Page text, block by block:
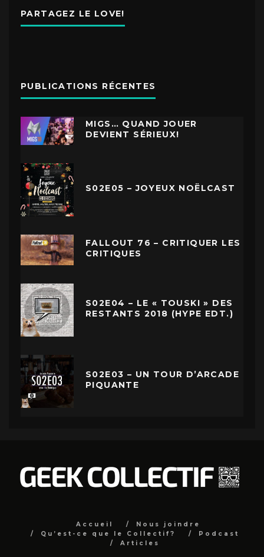
PARTAGEZ LE LOVE!
PUBLICATIONS RÉCENTES
MIGS… QUAND JOUER
DEVIENT SÉRIEUX!
S02E05 – JOYEUX NOËLCAST
FALLOUT 76 – CRITIQUER LES
CRITIQUES
S02E04 – LE « TOUSKI » DES
RESTANTS 2018 (HYPE EDT.)
S02E03 – UN TOUR D’ARCADE
PIQUANTE
Accueil
Nous joindre
Qu’est-ce que le Collectif?
Podcast
Articles